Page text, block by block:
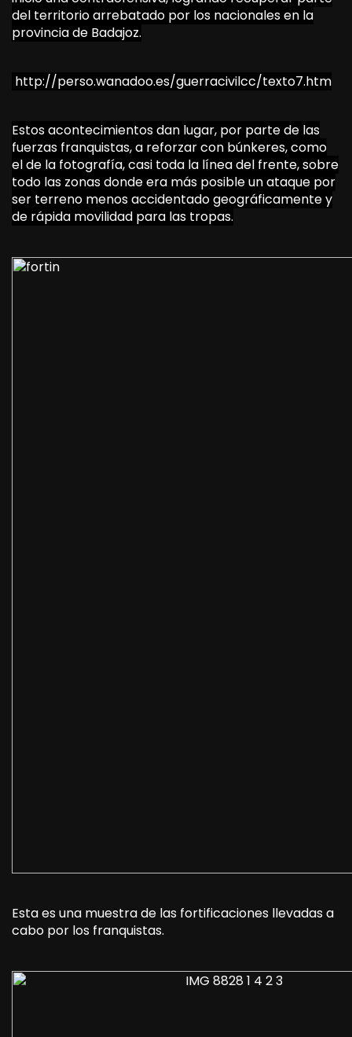
del territorio arrebatado por los nacionales en la
provincia de Badajoz.
http://perso.wanadoo.es/guerracivilcc/texto7.htm
Estos acontecimientos dan lugar, por parte de las
fuerzas franquistas, a reforzar con búnkeres, como
el de la fotografía, casi toda la línea del frente, sobre
todo las zonas donde era más posible un ataque por
ser terreno menos accidentado geográficamente y
de rápida movilidad para las tropas.
Esta es una muestra de las fortificaciones llevadas a
cabo por los franquistas.